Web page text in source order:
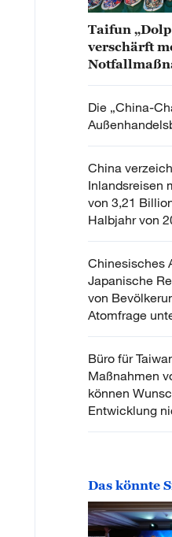
Taifun
verschärft
Die „China-
China
Inlandsreisen
von 3,21
Halbjahr von
Chinesisches
Japanische
von
Atomfrage
Büro für
Maßnahmen
können
Entwicklung
Das könnte